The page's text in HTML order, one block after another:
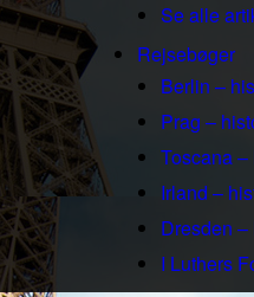
Se alle
Rejsebøger
Berlin –
Prag –
Toscana
Irland –
Dresden
I Luthers